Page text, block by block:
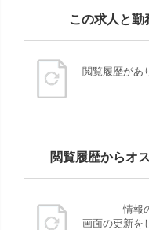
この求人と勤
閲覧履歴があ
閲覧履歴からオ
情報
画面の更新を